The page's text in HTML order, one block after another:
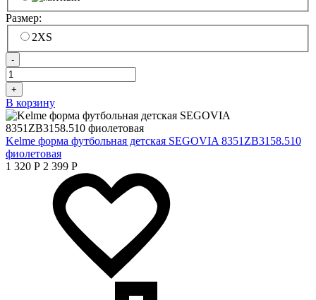
Размер:
2XS
-
+
В корзину
Kelme форма футбольная детская SEGOVIA 8351ZB3158.510
фиолетовая
1 320 Р 2 399 Р